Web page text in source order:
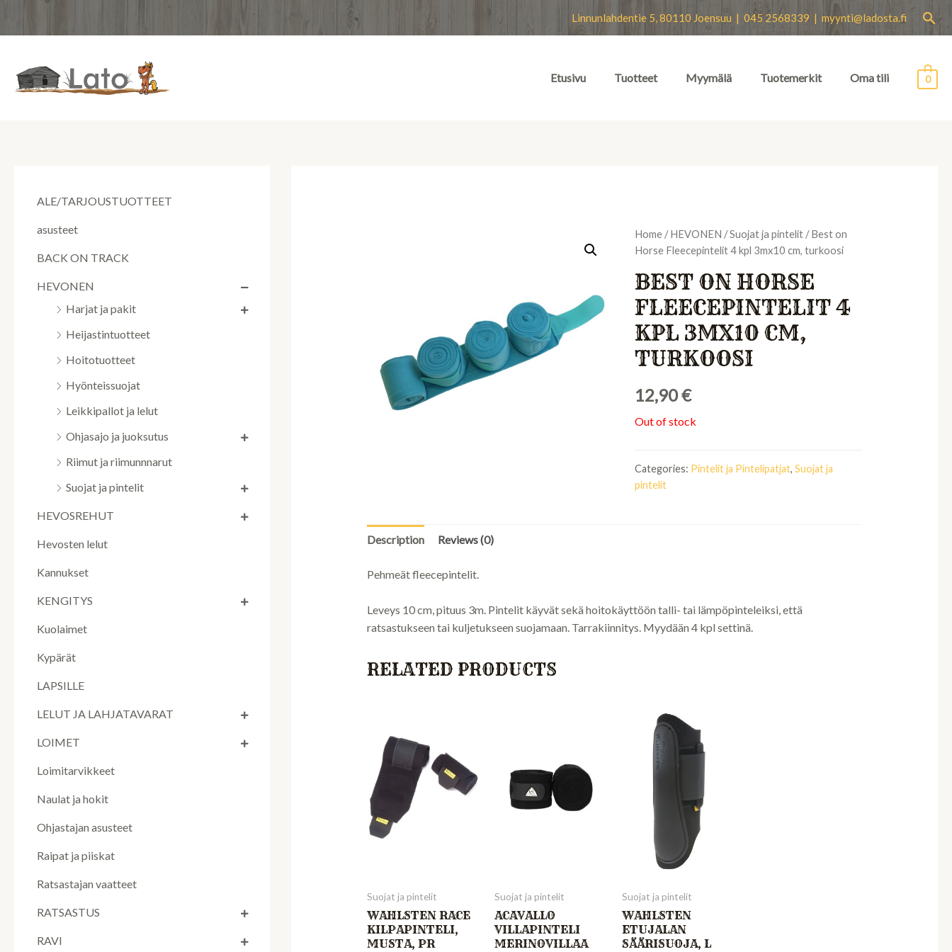
Linnunlahdentie 5, 80110 Joensuu | 045 2568339 | myynti@ladosta.fi Hae
Etusivu Tuotteet Myymälä Tuotemerkit Oma tili 0
ALE/TARJOUSTUOTTEET
asusteet
BACK ON TRACK
HEVONEN
Harjat ja pakit
Heijastintuotteet
Hoitotuotteet
Hyönteissuojat
Leikkipallot ja lelut
Ohjasajo ja juoksutus
Riimut ja riimunnnarut
Suojat ja pintelit
HEVOSREHUT
Hevosten lelut
Kannukset
KENGITYS
Kuolaimet
Kypärät
LAPSILLE
LELUT JA LAHJATAVARAT
LOIMET
Loimitarvikkeet
Naulat ja hokit
Ohjastajan asusteet
Raipat ja piiskat
Ratsastajan vaatteet
RATSASTUS
RAVI
Home/HEVONEN /Suojat ja pintelit/ Best on
Horse Fleecepintelit 4 kpl 3mx10 cm, turkoosi
BEST ON HORSE
FLEECEPINTELIT 4
KPL 3MX10 CM,
TURKOOSI
12,90€
Out of stock
Categories: Pintelit ja Pintelipatjat, Suojat ja
pintelit
Description Reviews (0)
Pehmeät fleecepintelit.
Leveys 10 cm, pituus 3m. Pintelit käyvät sekä hoitokäyttöön talli- tai lämpöpinteleiksi, että
ratsastukseen tai kuljetukseen suojamaan. Tarrakiinnitys. Myydään 4 kpl settinä.
RELATED PRODUCTS
Suojat ja pintelit
WAHLSTEN RACE
KILPAPINTELI,
MUSTA, PR
Suojat ja pintelit
ACAVALLO
VILLAPINTELI
MERINOVILLAA
Suojat ja pintelit
WAHLSTEN
ETUJALAN
SÄÄRISUOJA, L